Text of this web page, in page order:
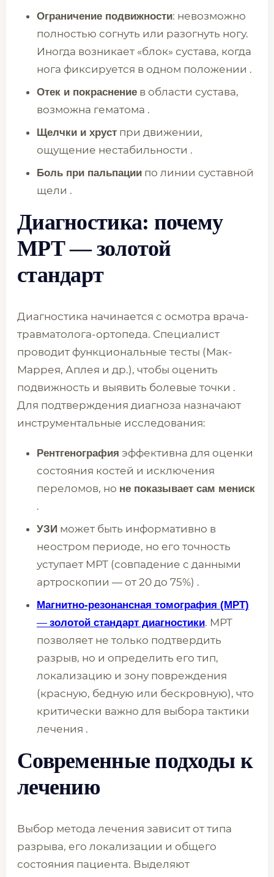
Ограничение подвижности: невозможно
полностью согнуть или разогнуть ногу.
Иногда возникает «блок» сустава, когда
нога фиксируется в одном положении .
Отек и покраснение в области сустава,
возможна гематома .
Щелчки и хруст при движении,
ощущение нестабильности .
Боль при пальпации по линии суставной
щели .
Диагностика: почему
МРТ — золотой
стандарт
Диагностика начинается с осмотра врача-
травматолога-ортопеда. Специалист
проводит функциональные тесты (Мак-
Маррея, Аплея и др.), чтобы оценить
подвижность и выявить болевые точки .
Для подтверждения диагноза назначают
инструментальные исследования:
Рентгенография эффективна для оценки
состояния костей и исключения
переломов, но не показывает сам мениск
.
УЗИ может быть информативно в
неостром периоде, но его точность
уступает МРТ (совпадение с данными
артроскопии — от 20 до 75%) .
Магнитно-резонансная томография (МРТ)
— золотой стандарт диагностики. МРТ
позволяет не только подтвердить
разрыв, но и определить его тип,
локализацию и зону повреждения
(красную, бедную или бескровную), что
критически важно для выбора тактики
лечения .
Современные подходы к
лечению
Выбор метода лечения зависит от типа
разрыва, его локализации и общего
состояния пациента. Выделяют